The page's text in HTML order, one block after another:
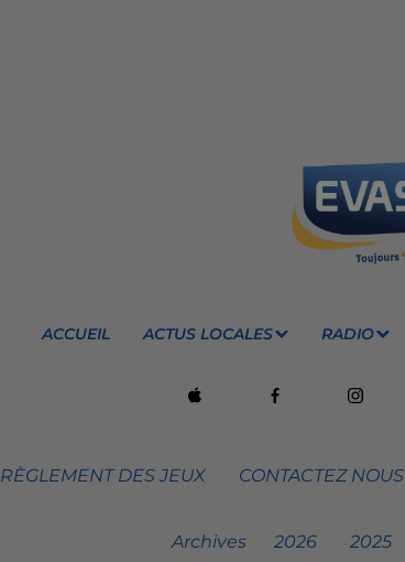
ACCUEIL ACTUS LOCALES RADIO
RÈGLEMENT DES JEUX CONTACTEZ NOUS
Archives 2026 2025